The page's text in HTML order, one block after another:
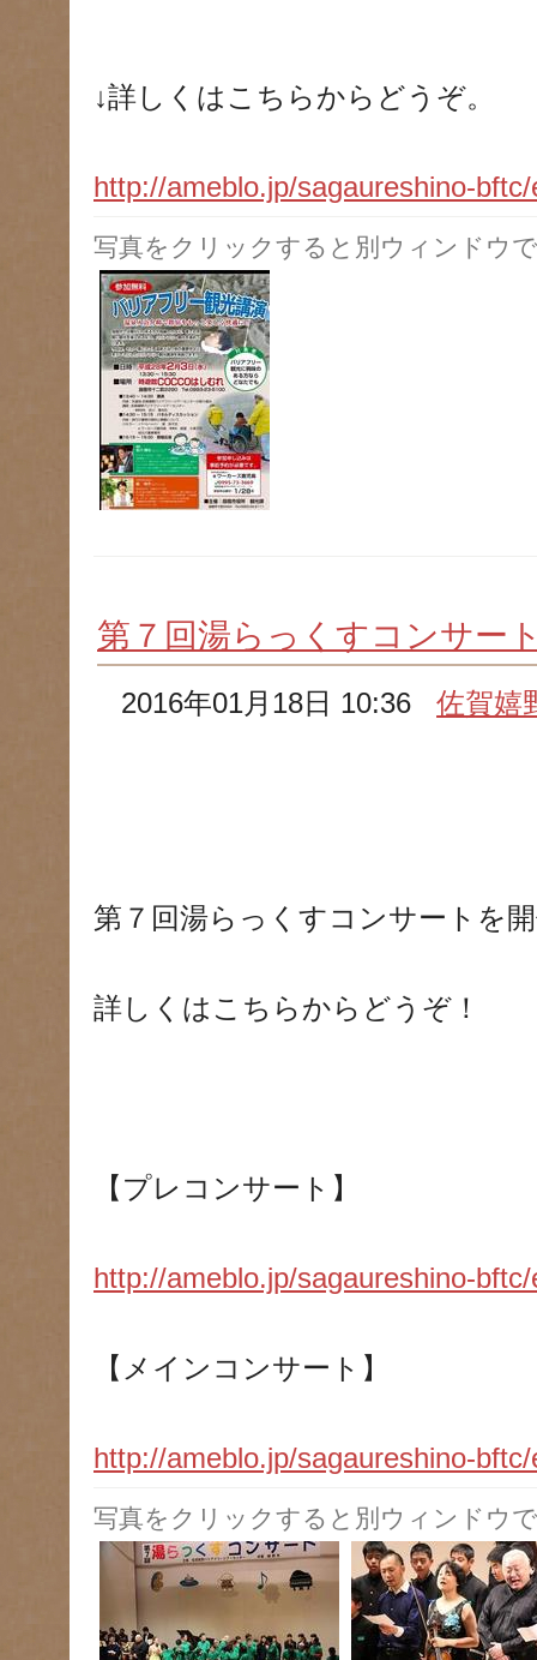
↓詳しくはこちらからどうぞ。
http://ameblo.jp/sagaureshino-
写真をクリックすると別ウィンドウ
第７回湯らっくすコンサー
2016年01月18日 10:36佐賀嬉
第７回湯らっくすコンサートを
詳しくはこちらからどうぞ！
【プレコンサート】
http://ameblo.jp/sagaureshino-
【メインコンサート】
http://ameblo.jp/sagaureshino-
写真をクリックすると別ウィンドウ